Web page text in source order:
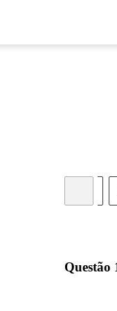
Questão